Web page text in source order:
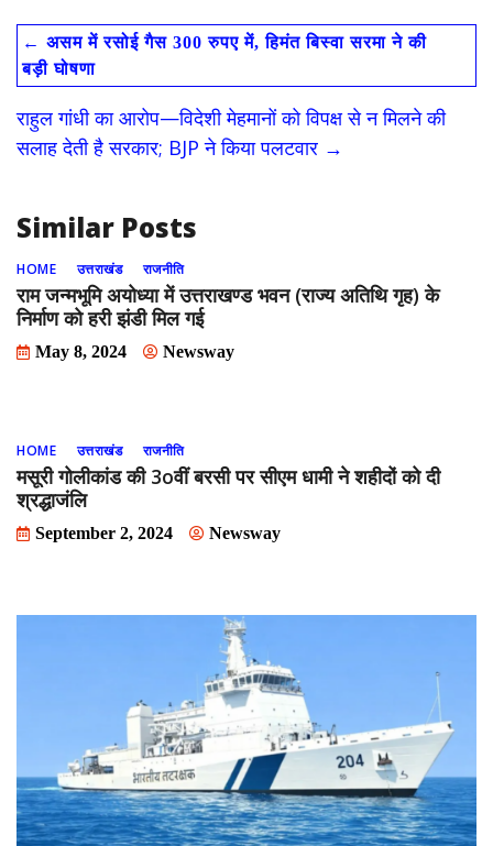
e
b
o
o
k
to
d
o
n
ai
l
ar
e
← असम में रसोई गैस 300 रुपए में, हिमंत बिस्वा सरमा ने की
बड़ी घोषणा
राहुल गांधी का आरोप—विदेशी मेहमानों को विपक्ष से न मिलने की
सलाह देती है सरकार; BJP ने किया पलटवार →
Similar Posts
HOME उत्तराखंड राजनीति
राम जन्मभूमि अयोध्या में उत्तराखण्ड भवन (राज्य अतिथि गृह) के
निर्माण को हरी झंडी मिल गई
May 8, 2024 Newsway
HOME उत्तराखंड राजनीति
मसूरी गोलीकांड की 3oवीं बरसी पर सीएम धामी ने शहीदों को दी
श्रद्धाजंलि
September 2, 2024 Newsway